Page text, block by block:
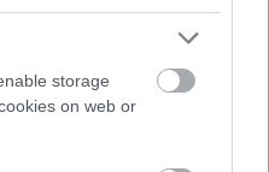
storage
on web or
YAMAHA 0.549
KAWASAKI 0.648